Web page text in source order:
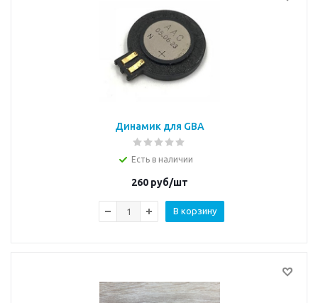
Динамик для GBA
Есть в наличии
260руб/шт
В корзину